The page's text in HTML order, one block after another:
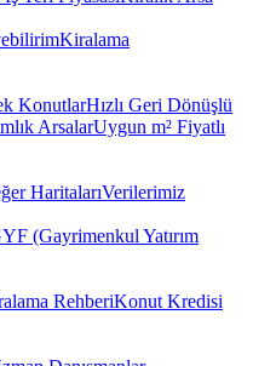
Kiralama
KonutlarHızlı Geri Dönüşlü
ArsalarUygun m² Fiyatlı
HaritalarıVerilerimiz
(Gayrimenkul Yatırım
RehberiKonut Kredisi